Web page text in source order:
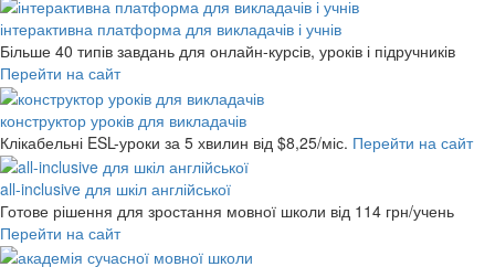
інтерактивна платформа для викладачів і учнів
Більше 40 типів завдань для онлайн-курсів, уроків і підручників
Перейти на сайт
конструктор уроків для викладачів
Клікабельні ESL-уроки за 5 хвилин від $8,25/міс. Перейти на сайт
all-inclusive для шкіл англійської
Готове рішення для зростання мовної школи від 114 грн/учень
Перейти на сайт